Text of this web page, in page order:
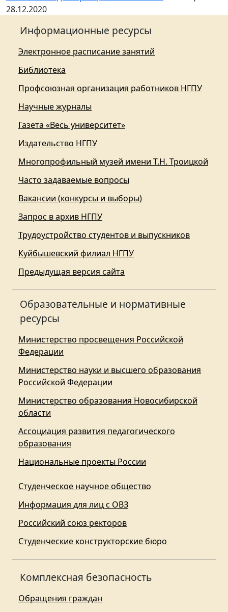
28.12.2020
Информационные ресурсы
Электронное расписание занятий
Библиотека
Профсоюзная организация работников НГПУ
Научные журналы
Газета «Весь университет»
Издательство НГПУ
Многопрофильный музей имени Т.Н. Троицкой
Часто задаваемые вопросы
Вакансии (конкурсы и выборы)
Запрос в архив НГПУ
Трудоустройство студентов и выпускников
Куйбышевский филиал НГПУ
Предыдущая версия сайта
Образовательные и нормативные
ресурсы
Министерство просвещения Российской
Федерации
Министерство науки и высшего образования
Российской Федерации
Министерство образования Новосибирской
области
Ассоциация развития педагогического
образования
Национальные проекты России
Студенческое научное общество
Информация для лиц с ОВЗ
Российский союз ректоров
Студенческие конструкторские бюро
Комплексная безопасность
Обращения граждан